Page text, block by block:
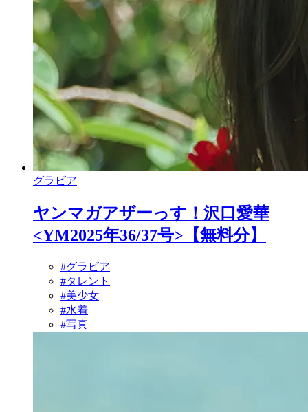
グラビア
ヤンマガアザーっす！沢口愛華
<YM2025年36/37号>【無料分】
#グラビア
#タレント
#美少女
#水着
#写真